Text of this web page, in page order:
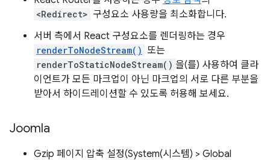
<Redirect> 구성요소 사용량을 최소화합니다.
서버 측에서 React 구성요소를 렌더링하는 경우
renderToNodeStream() 또는
renderToStaticNodeStream() 을(를) 사용하여 클라
이언트가 모든 마크업이 아닌 마크업의 서로 다른 부분을
받아서 하이드레이션할 수 있도록 허용해 보세요.
Joomla
Gzip 페이지 압축 설정(System(시스템) > Global